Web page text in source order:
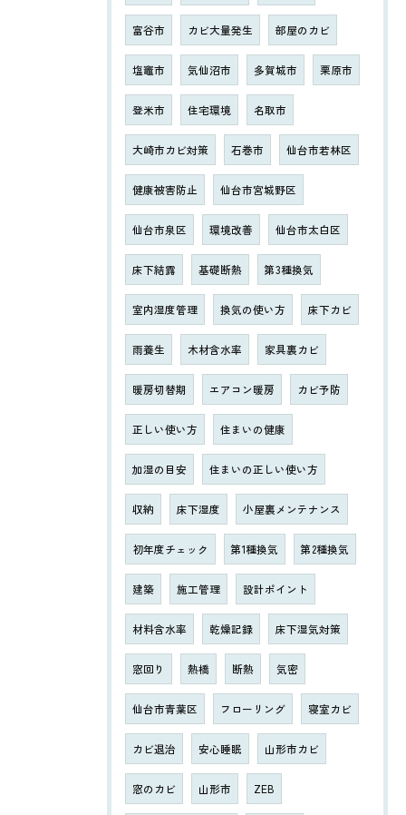
富谷市 カビ大量発生 部屋のカビ
塩竈市 気仙沼市 多賀城市 栗原市
登米市 住宅環境 名取市
大崎市カビ対策 石巻市 仙台市若林区
健康被害防止 仙台市宮城野区
仙台市泉区 環境改善 仙台市太白区
床下結露 基礎断熱 第3種換気
室内湿度管理 換気の使い方 床下カビ
雨養生 木材含水率 家具裏カビ
暖房切替期 エアコン暖房 カビ予防
正しい使い方 住まいの健康
加湿の目安 住まいの正しい使い方
収納 床下湿度 小屋裏メンテナンス
初年度チェック 第1種換気 第2種換気
建築 施工管理 設計ポイント
材料含水率 乾燥記録 床下湿気対策
窓回り 熱橋 断熱 気密
仙台市青葉区 フローリング 寝室カビ
カビ退治 安心睡眠 山形市カビ
窓のカビ 山形市 ZEB